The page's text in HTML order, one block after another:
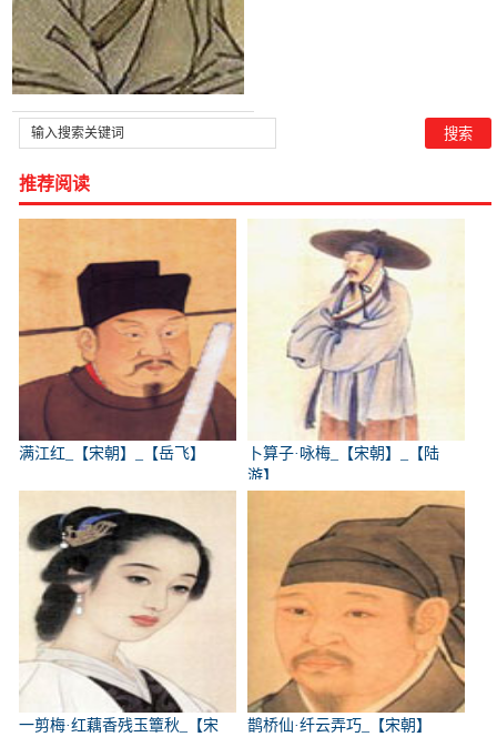
推荐阅读
满江红_【宋朝】_【岳飞】
卜算子·咏梅_【宋朝】_【陆
游】
一剪梅·红藕香残玉簟秋_【宋
鹊桥仙·纤云弄巧_【宋朝】